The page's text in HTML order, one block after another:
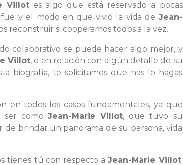
Villot es algo que está reservado a pocas
y el modo en que vivió la vida de Jean-
reconstruir si cooperamos todos a la vez.
colaborativo se puede hacer algo mejor, y
Villot, o en relación con algún detalle de su
biografía, te solicitamos que nos lo hagas
en todos los casos fundamentales, ya que
como Jean-Marie Villot, que tuvo su
brindar un panorama de su persona, vida
tienes tú con respecto aJean-Marie Villot.